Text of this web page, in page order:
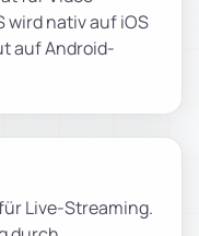
wird nativ auf iOS
auf Android-
Live-Streaming.